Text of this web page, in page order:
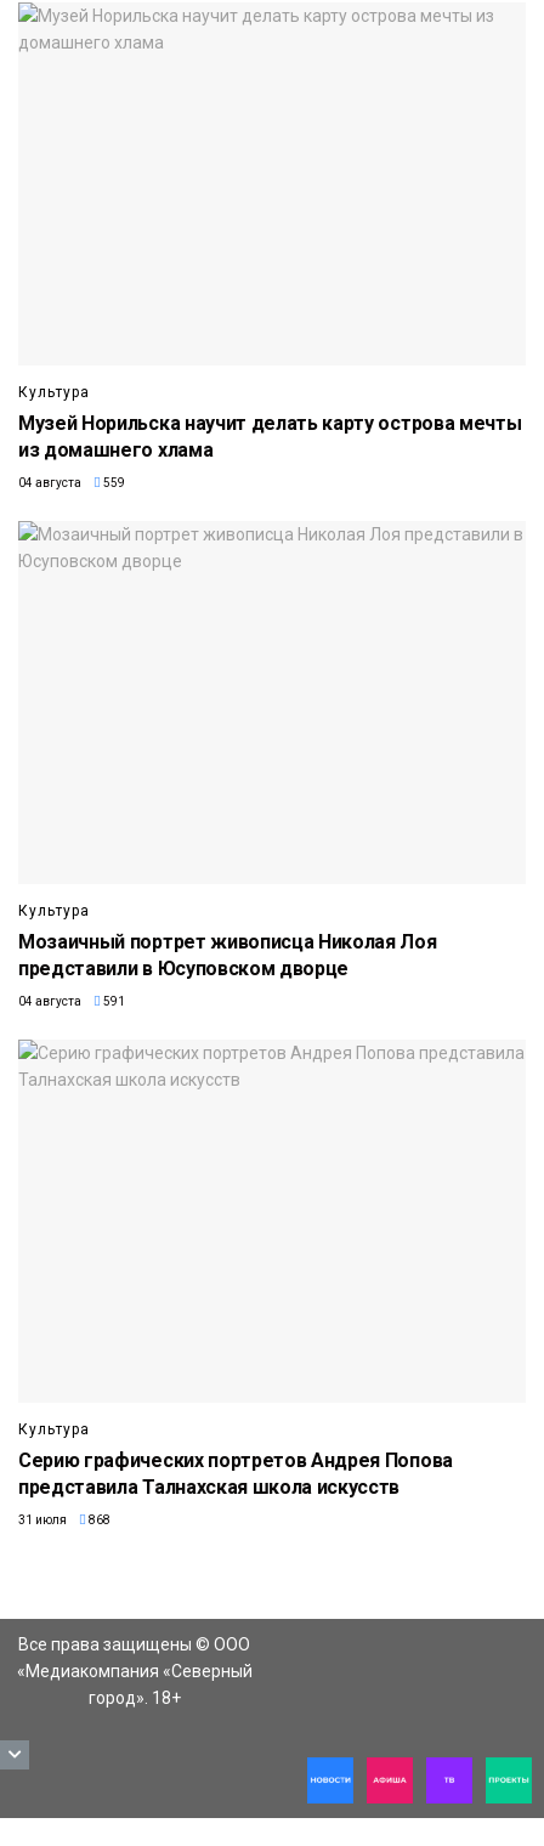
Культура
Музей Норильска научит делать карту острова мечты
из домашнего хлама
04 августа 559
Культура
Мозаичный портрет живописца Николая Лоя
представили в Юсуповском дворце
04 августа 591
Культура
Серию графических портретов Андрея Попова
представила Талнахская школа искусств
31 июля 868
Все права защищены © ООО
«Медиакомпания «Северный
город». 18+